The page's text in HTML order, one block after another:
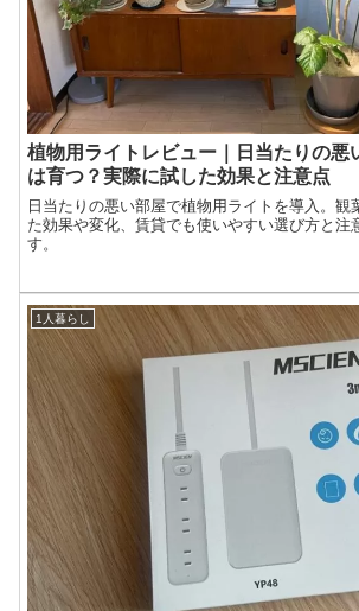
植物用ライトレビュー｜日当たりの悪
は育つ？実際に試した効果と注意点
日当たりの悪い部屋で植物用ライトを導入。観
た効果や変化、賃貸でも使いやすい選び方と注
す。
1人暮らし